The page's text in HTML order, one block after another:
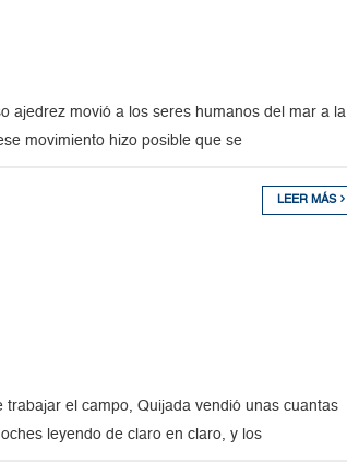
ajedrez movió a los seres humanos del mar a la
movimiento hizo posible que se
LEER MÁS
el campo, Quijada vendió unas cuantas
leyendo de claro en claro, y los